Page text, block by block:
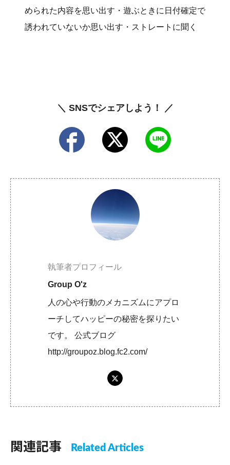
められた内容を思い出す・遊ぶときに日付確定で
誘われていないか思い出す・ストレートに聞く
＼ SNSでシェアしよう！ ／
執筆者プロフィール
Group O'z
人の心や行動のメカニズムにアプロ
ーチしてハッピーの秘密を探りたい
です。 公式ブログ
http://groupoz.blog.fc2.com/
関連記事 Related Articles